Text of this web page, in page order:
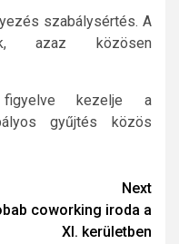
szabálysértés. A
azaz közösen
kezelje a
gyűjtés közös
Next
coworking iroda a
XI. kerületben